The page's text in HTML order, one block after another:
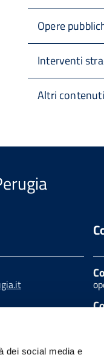
dei social media e
Opere
Interventi
Altri contenuti